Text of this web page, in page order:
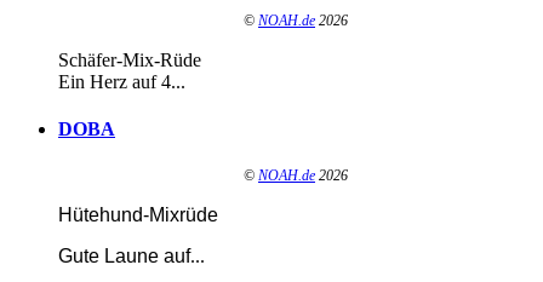
© NOAH.de 2026
Schäfer-Mix-Rüde
Ein Herz auf 4...
DOBA
© NOAH.de 2026
Hütehund-Mixrüde
Gute Laune auf...